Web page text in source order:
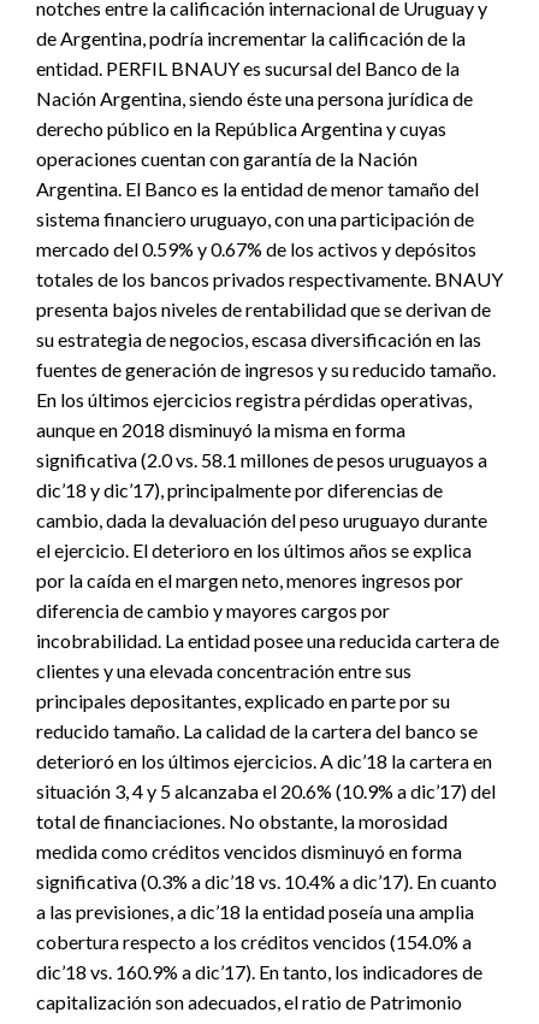
notches entre la calificación internacional de Uruguay y
de Argentina, podría incrementar la calificación de la
entidad. PERFIL BNAUY es sucursal del Banco de la
Nación Argentina, siendo éste una persona jurídica de
derecho público en la República Argentina y cuyas
operaciones cuentan con garantía de la Nación
Argentina. El Banco es la entidad de menor tamaño del
sistema financiero uruguayo, con una participación de
mercado del 0.59% y 0.67% de los activos y depósitos
totales de los bancos privados respectivamente. BNAUY
presenta bajos niveles de rentabilidad que se derivan de
su estrategia de negocios, escasa diversificación en las
fuentes de generación de ingresos y su reducido tamaño.
En los últimos ejercicios registra pérdidas operativas,
aunque en 2018 disminuyó la misma en forma
significativa (2.0 vs. 58.1 millones de pesos uruguayos a
dic’18 y dic’17), principalmente por diferencias de
cambio, dada la devaluación del peso uruguayo durante
el ejercicio. El deterioro en los últimos años se explica
por la caída en el margen neto, menores ingresos por
diferencia de cambio y mayores cargos por
incobrabilidad. La entidad posee una reducida cartera de
clientes y una elevada concentración entre sus
principales depositantes, explicado en parte por su
reducido tamaño. La calidad de la cartera del banco se
deterioró en los últimos ejercicios. A dic’18 la cartera en
situación 3, 4 y 5 alcanzaba el 20.6% (10.9% a dic’17) del
total de financiaciones. No obstante, la morosidad
medida como créditos vencidos disminuyó en forma
significativa (0.3% a dic’18 vs. 10.4% a dic’17). En cuanto
a las previsiones, a dic’18 la entidad poseía una amplia
cobertura respecto a los créditos vencidos (154.0% a
dic’18 vs. 160.9% a dic’17). En tanto, los indicadores de
capitalización son adecuados, el ratio de Patrimonio